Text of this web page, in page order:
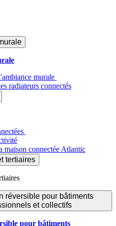
murale
radiateurs connectés
maison connectée Atlantic
tertiaires
réversible pour bâtiments
et collectifs
pour bâtiments